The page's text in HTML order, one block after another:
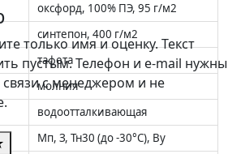
оксфорд, 100% ПЭ, 95 г/м2
синтепон, 400 г/м2
тафета
молния
водоотталкивающая
Мп, З, Тн30 (до -30°С), Ву
только имя и оценку. Текст
пустым. Телефон и e-mail нужны
с менеджером и не